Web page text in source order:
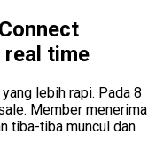
real time
lebih rapi. Pada 8
Member menerima
tiba-tiba muncul dan